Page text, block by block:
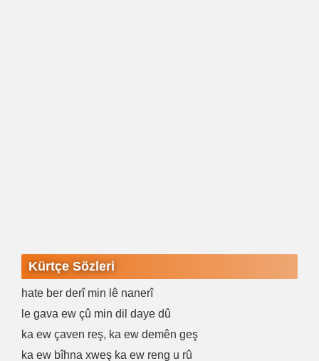
Kürtçe Sözleri
hate ber derî min lê nanerî
le gava ew çû min dil daye dû
ka ew çaven reş, ka ew demên geş
ka ew bîhna xweş ka ew reng u rû